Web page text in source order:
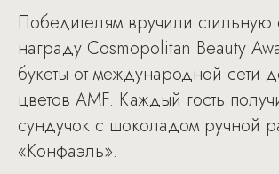
Победителям вручили стильную
награду Cosmopolitan Beauty
букеты от международной сети
цветов AMF. Каждый гость
сундучок с шоколадом ручной
«Конфаэль».